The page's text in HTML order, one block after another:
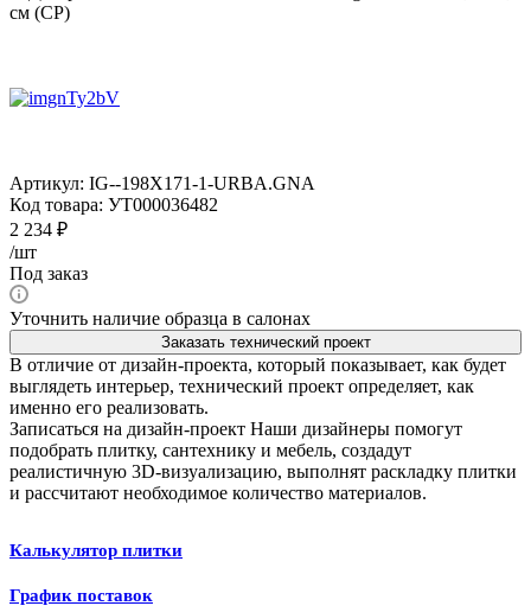
см (CP)
Артикул: IG--198X171-1-URBA.GNA
Код товара: УТ000036482
2 234 ₽
/шт
Под заказ
Уточнить наличие образца в салонах
Заказать технический проект
В отличие от дизайн-проекта, который показывает, как будет
выглядеть интерьер, технический проект определяет, как
именно его реализовать.
Записаться на дизайн-проект Наши дизайнеры помогут
подобрать плитку, сантехнику и мебель, создадут
реалистичную 3D-визуализацию, выполнят раскладку плитки
и рассчитают необходимое количество материалов.
Калькулятор плитки
График поставок